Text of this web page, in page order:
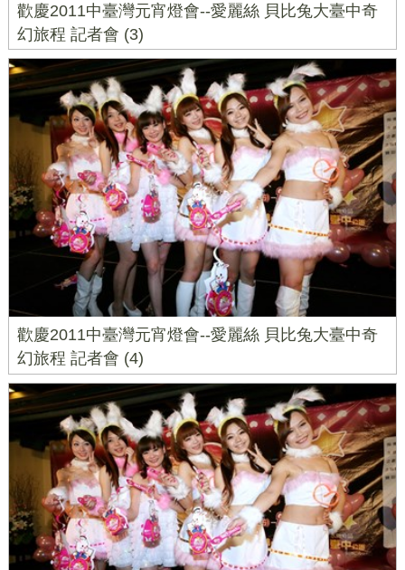
歡慶2011中臺灣元宵燈會--愛麗絲 貝比兔大臺中奇
幻旅程 記者會 (3)
歡慶2011中臺灣元宵燈會--愛麗絲 貝比兔大臺中奇
幻旅程 記者會 (4)